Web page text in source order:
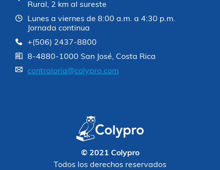
Rural, 2 km al sureste
Lunes a viernes de 8:00 a.m. a 4:30 p.m.
Jornada continua
+(506) 2437-8800
8-4880-1000 San José, Costa Rica
contraloria@colypro.com
© 2021 Colypro
Todos los derechos reservados